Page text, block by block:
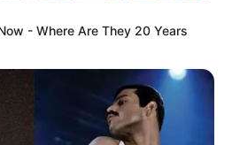
- Where Are They 20 Years